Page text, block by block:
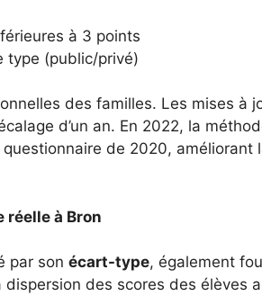
à 3 points
type (public/privé)
des familles. Les mises à
d’un an. En 2022, la
de 2020, améliorant
réelle à Bron
par son écart-type, également
des scores des élèves